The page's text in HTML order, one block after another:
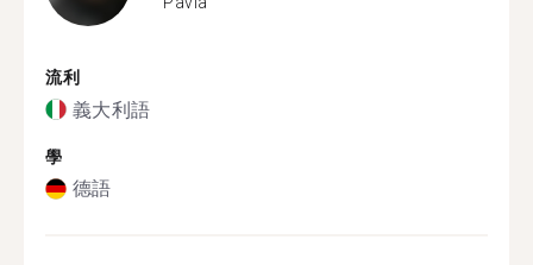
流利
義大利語
學
德語